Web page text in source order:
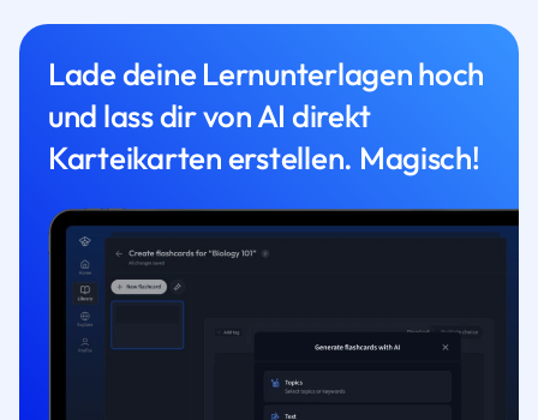
Lade deine Lernunterlagen hoch
und lass dir von AI direkt
Karteikarten erstellen. Magisch!